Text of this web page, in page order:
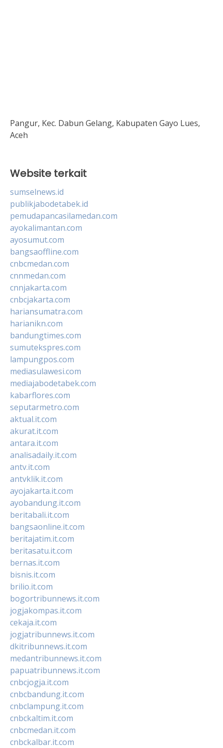
Pangur, Kec. Dabun Gelang, Kabupaten Gayo Lues,
Aceh
Website terkait
sumselnews.id
publikjabodetabek.id
pemudapancasilamedan.com
ayokalimantan.com
ayosumut.com
bangsaoffline.com
cnbcmedan.com
cnnmedan.com
cnnjakarta.com
cnbcjakarta.com
hariansumatra.com
harianikn.com
bandungtimes.com
sumutekspres.com
lampungpos.com
mediasulawesi.com
mediajabodetabek.com
kabarflores.com
seputarmetro.com
aktual.it.com
akurat.it.com
antara.it.com
analisadaily.it.com
antv.it.com
antvklik.it.com
ayojakarta.it.com
ayobandung.it.com
beritabali.it.com
bangsaonline.it.com
beritajatim.it.com
beritasatu.it.com
bernas.it.com
bisnis.it.com
brilio.it.com
bogortribunnews.it.com
jogjakompas.it.com
cekaja.it.com
jogjatribunnews.it.com
dkitribunnews.it.com
medantribunnews.it.com
papuatribunnews.it.com
cnbcjogja.it.com
cnbcbandung.it.com
cnbclampung.it.com
cnbckaltim.it.com
cnbcmedan.it.com
cnbckalbar.it.com